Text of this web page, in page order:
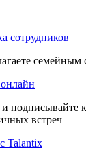
сотрудников
семейным
подписывайте
встреч
Talantix